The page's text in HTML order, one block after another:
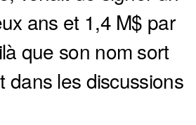
ans et 1,4 M$ par
que son nom sort
dans les discussions